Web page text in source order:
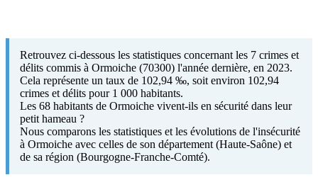
Retrouvez ci-dessous les statistiques concernant les 7 crimes et
délits commis à Ormoiche (70300) l'année dernière, en 2023.
Cela représente un taux de 102,94 ‰, soit environ 102,94
crimes et délits pour 1 000 habitants.
Les 68 habitants de Ormoiche vivent-ils en sécurité dans leur
petit hameau ?
Nous comparons les statistiques et les évolutions de l'insécurité
à Ormoiche avec celles de son département (Haute-Saône) et
de sa région (Bourgogne-Franche-Comté).